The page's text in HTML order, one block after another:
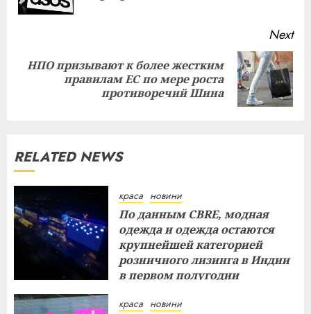
Next
Next
НПО призывают к более жестким
правилам ЕС по мере роста
противоречий Шина
RELATED NEWS
краса новини
По данным CBRE, модная
одежда и одежда остаются
крупнейшей категорией
розничного лизинга в Индии
в первом полугодии
краса новини